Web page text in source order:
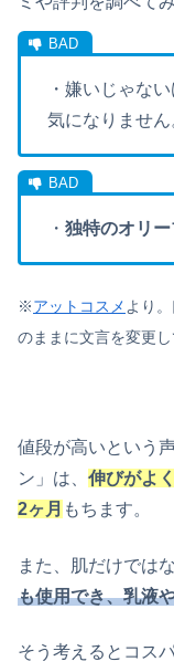
・嫌いじゃない
気になりません
・ 独特のオリ
※アットコスメ より
のままに文言を変更し
値段が高いという
ン」は、 伸びがよ
2ヶ月 もちます。
また、肌だけではな
も使用でき、乳液
そう考えるとコス